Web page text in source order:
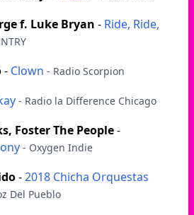
f. Luke Bryan - Ride, Ride,
- Clown - Radio Scorpion
- Radio la Difference Chicago
Foster The People-
- Oxygen Indie
-2018 Chicha Orquestas
Del Pueblo